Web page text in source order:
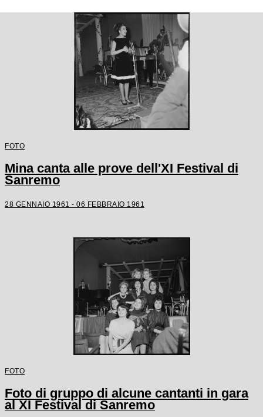
FOTO
Mina canta alle prove dell'XI Festival di
Sanremo
28 GENNAIO 1961 - 06 FEBBRAIO 1961
FOTO
Foto di gruppo di alcune cantanti in gara
al XI Festival di Sanremo